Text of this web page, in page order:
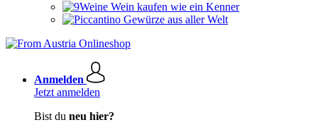
Wein kaufen wie ein Kenner
Gewürze aus aller Welt
Anmelden
Jetzt anmelden
Bist du neu hier?